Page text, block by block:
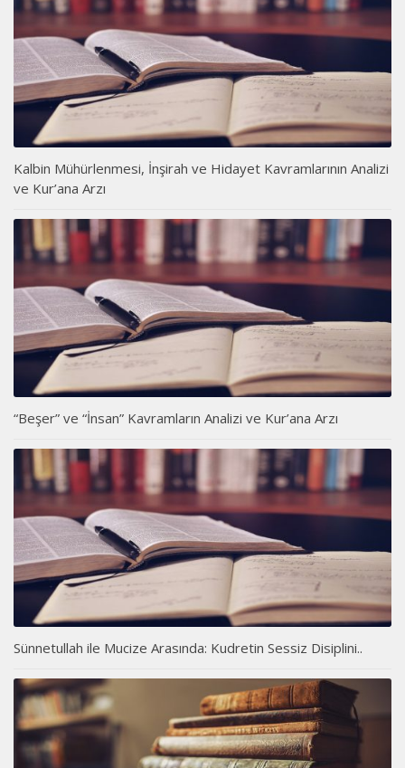
Kalbin Mühürlenmesi, İnşirah ve Hidayet Kavramlarının Analizi
ve Kur’ana Arzı
“Beşer” ve “İnsan” Kavramların Analizi ve Kur’ana Arzı
Sünnetullah ile Mucize Arasında: Kudretin Sessiz Disiplini..